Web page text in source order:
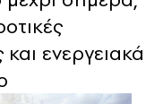
και ενεργειακά